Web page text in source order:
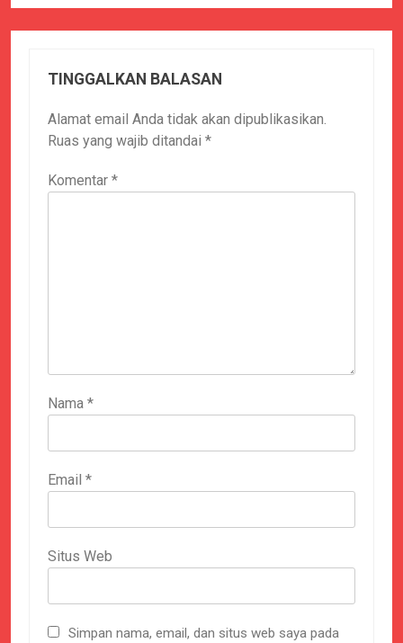
TINGGALKAN BALASAN
Alamat email Anda tidak akan dipublikasikan.
Ruas yang wajib ditandai *
Komentar *
Nama *
Email *
Situs Web
Simpan nama, email, dan situs web saya pada